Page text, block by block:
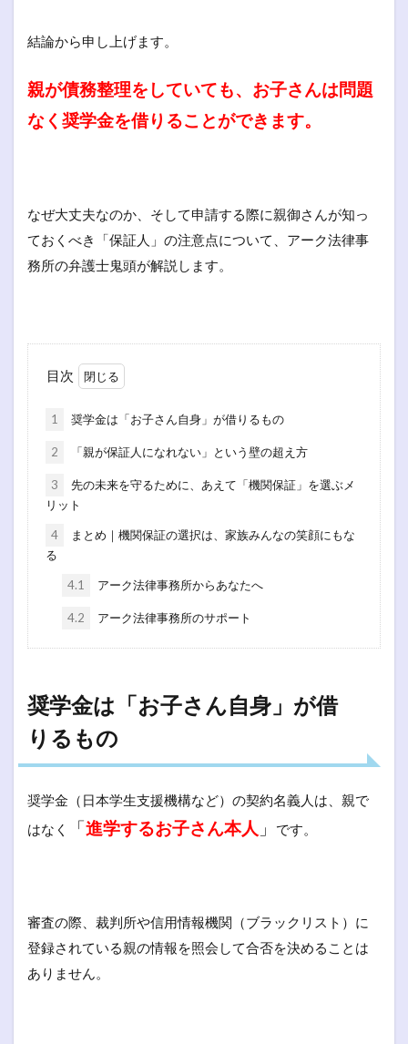
結論から申し上げます。
親が債務整理をしていても、お子さんは問題
なく奨学金を借りることができます。
なぜ大丈夫なのか、そして申請する際に親御さんが知っ
ておくべき「保証人」の注意点について、アーク法律事
務所の弁護士鬼頭が解説します。
目次
1 奨学金は「お子さん自身」が借りるもの
2 「親が保証人になれない」という壁の超え方
3
先の未来を守るために、あえて「機関保証」を選ぶメ
リット
4
まとめ｜機関保証の選択は、家族みんなの笑顔にもな
る
4.1 アーク法律事務所からあなたへ
4.2 アーク法律事務所のサポート
奨学金は「お子さん自身」が借
りるもの
奨学金（日本学生支援機構など）の契約名義人は、親で
はなく
「進学するお子さん本人 」 です。
審査の際、裁判所や信用情報機関（ブラックリスト）に
登録されている親の情報を照会して合否を決めることは
ありません。